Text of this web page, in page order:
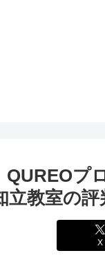
QUREO
立教室の
X